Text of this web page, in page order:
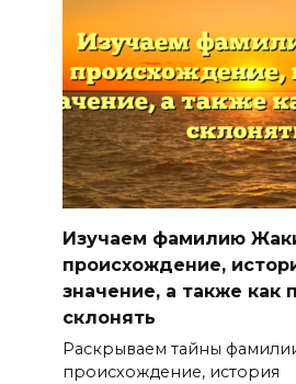
Изучаем фамилию
происхождение,
значение, а также как
склонять
Раскрываем тайны
происхождение, история